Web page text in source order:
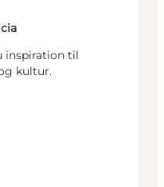
inspiration til
kultur.